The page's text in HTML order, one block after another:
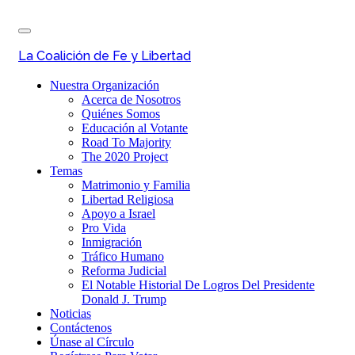
Skip
main
Toggle
navigation
La Coalición de Fe y Libertad
Nuestra Organización
Acerca de Nosotros
Quiénes Somos
Educación al Votante
Road To Majority
The 2020 Project
Temas
Matrimonio y Familia
Libertad Religiosa
Apoyo a Israel
Pro Vida
Inmigración
Tráfico Humano
Reforma Judicial
El Notable Historial De Logros Del Presidente
Donald J. Trump
Noticias
Contáctenos
Únase al Círculo